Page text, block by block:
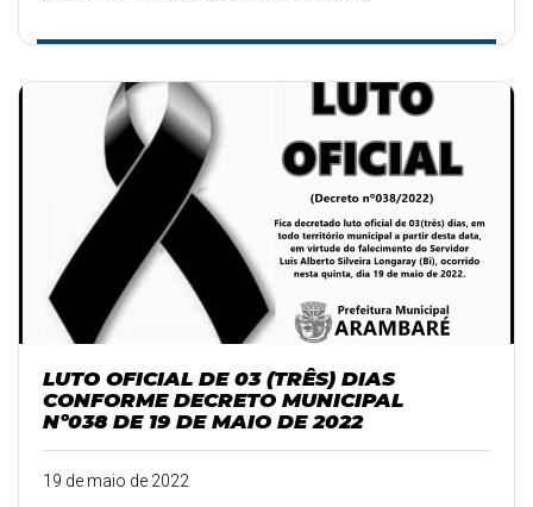
LUTO OFICIAL DE 03 (TRÊS) DIAS
CONFORME DECRETO MUNICIPAL
Nº038 DE 19 DE MAIO DE 2022
19 de maio de 2022